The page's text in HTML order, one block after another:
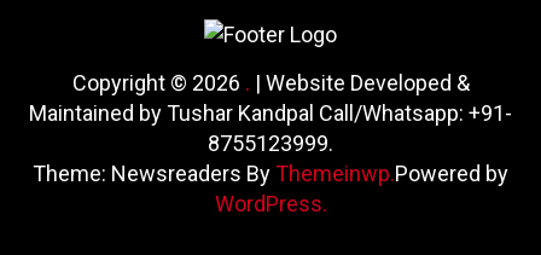
Copyright © 2026 . | Website Developed &
Maintained by Tushar Kandpal Call/Whatsapp: +91-
8755123999.
Theme: Newsreaders By Themeinwp.Powered by
WordPress.